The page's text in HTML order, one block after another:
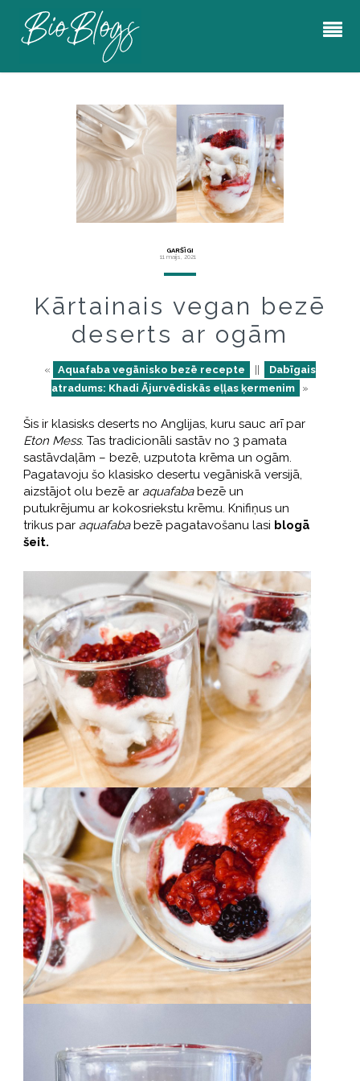
GARŠĪGI
11 maijs, 2021
Kārtainais vegan bezē
deserts ar ogām
« Aquafaba vegānisko bezē recepte
Dabīgais
atradums: Khadi Ājurvēdiskās eļļas ķermenim
»
Šis ir klasisks deserts no Anglijas, kuru sauc arī par
Eton Mess. Tas tradicionāli sastāv no 3 pamata
sastāvdaļām – bezē, uzputota krēma un ogām.
Pagatavoju šo klasisko desertu vegāniskā versijā,
aizstājot olu bezē ar aquafababezē un
putukrējumu ar kokosriekstu krēmu. Knifiņus un
trikus paraquafababezē pagatavošanu lasi blogā
šeit.